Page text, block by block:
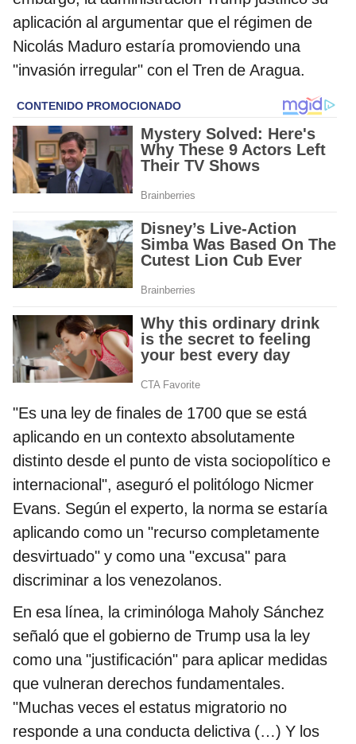
aplicación al argumentar que el régimen de
Nicolás Maduro estaría promoviendo una
"invasión irregular" con el Tren de Aragua.
"Es una ley de finales de 1700 que se está
aplicando en un contexto absolutamente
distinto desde el punto de vista sociopolítico e
internacional", aseguró el politólogo Nicmer
Evans. Según el experto, la norma se estaría
aplicando como un "recurso completamente
desvirtuado" y como una "excusa" para
discriminar a los venezolanos.
En esa línea, la criminóloga Maholy Sánchez
señaló que el gobierno de Trump usa la ley
como una "justificación" para aplicar medidas
que vulneran derechos fundamentales.
"Muchas veces el estatus migratorio no
responde a una conducta delictiva (…) Y los